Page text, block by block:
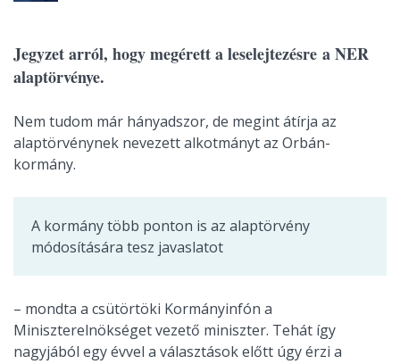
Jegyzet arról, hogy megérett a leselejtezésre a NER
alaptörvénye.
Nem tudom már hányadszor, de megint átírja az
alaptörvénynek nevezett alkotmányt az Orbán-
kormány.
A kormány több ponton is az alaptörvény
módosítására tesz javaslatot
– mondta a csütörtöki Kormányinfón a
Miniszterelnökséget vezető miniszter. Tehát így
nagyjából egy évvel a választások előtt úgy érzi a